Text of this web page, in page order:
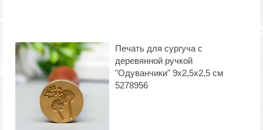
Печать для сургуча с
деревянной ручкой
"Одуванчики" 9х2,5х2,5 см
5278956